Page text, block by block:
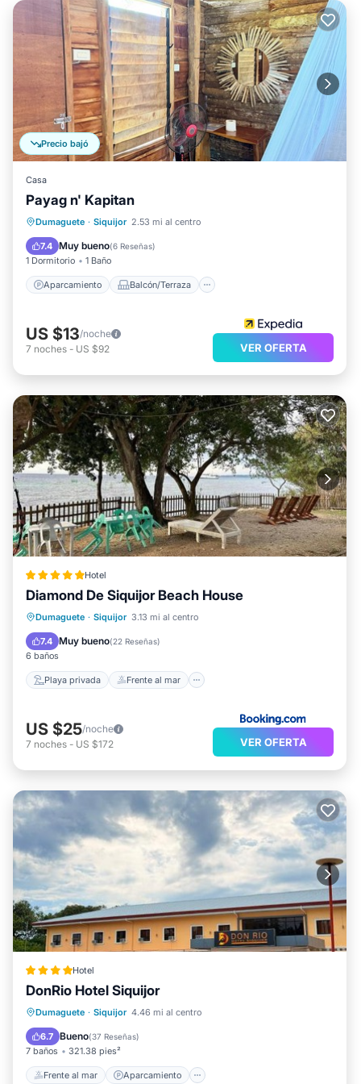
Precio bajó
Casa
Payag n' Kapitan
Dumaguete · Siquijor 2.53 mi al centro
7.4 Muy bueno(6 Reseñas)
1 Dormitorio 1 Baño
Aparcamiento Balcón/Terraza
Aparcamiento
Balcón/Terraza
Cocina
Internet
US $13/noche
7 noches - US $92 VER OFERTA
Hotel
Diamond De Siquijor Beach House
Dumaguete · Siquijor 3.13 mi al centro
7.4 Muy bueno(22 Reseñas)
6 baños
Playa privada Frente al mar
Playa privada
Frente al mar
Aparcamiento
US $25/noche
7 noches - US $172 VER OFERTA
Hotel
DonRio Hotel Siquijor
Dumaguete · Siquijor 4.46 mi al centro
6.7 Bueno(37 Reseñas)
7 baños 321.38 pies²
Frente al mar Aparcamiento
Frente al mar Aparcamiento
Vista al mar